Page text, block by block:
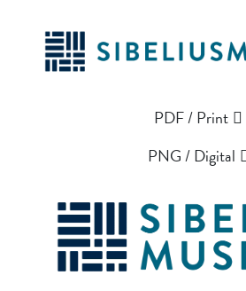
PDF / Print
PNG / Digital